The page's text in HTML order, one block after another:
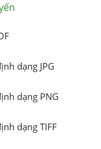
dạng JPG
dạng PNG
dạng TIFF